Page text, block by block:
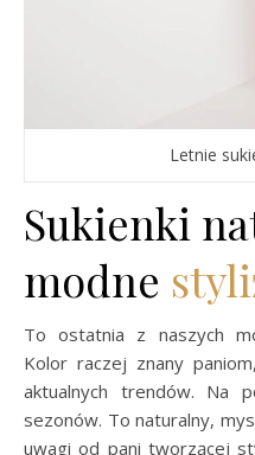
Letnie
Sukienki
modne
To ostatnia z naszych
Kolor raczej znany
aktualnych trendów. Na
sezonów. To naturalny,
uwagi od pani tworzącej